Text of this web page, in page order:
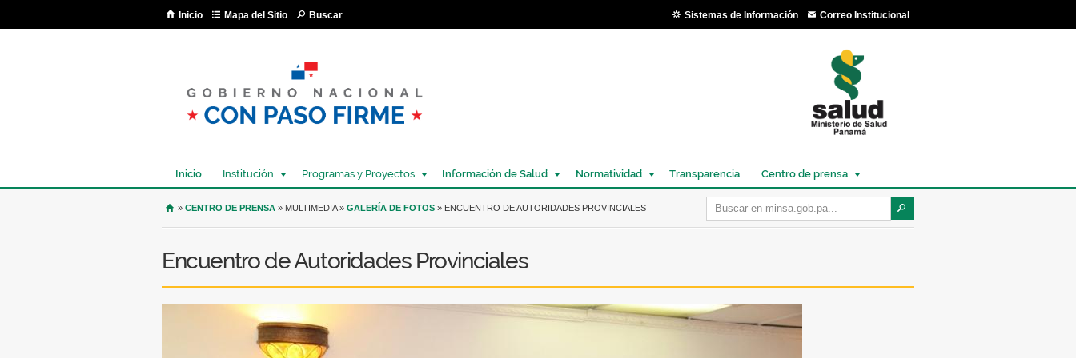
Inicio Mapa del Sitio Buscar Sistemas de Información Correo Institucional
Inicio Institución Programas y Proyectos Información de Salud Normatividad Transparencia Centro de prensa
USTED SE ENCUENTRA AQUÍ
» CENTRO DE PRENSA » MULTIMEDIA » GALERÍA DE FOTOS » ENCUENTRO DE AUTORIDADES PROVINCIALES
Encuentro de Autoridades Provinciales